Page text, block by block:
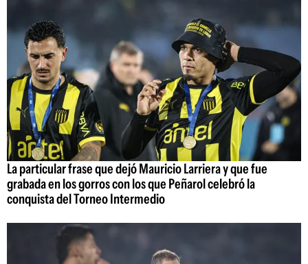
La particular frase que dejó Mauricio Larriera y que fue
grabada en los gorros con los que Peñarol celebró la
conquista del Torneo Intermedio